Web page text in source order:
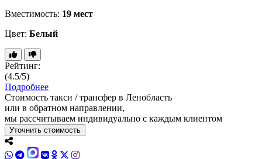
Вместимость: 19 мест
Цвет: Белый
Рейтинг:
(4.5/5)
Подробнее
Стоимость такси / трансфер в Ленобласть
или в обратном направлении,
мы рассчитываем индивидуально с каждым клиентом
Уточнить стоимость